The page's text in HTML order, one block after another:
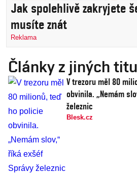
Jak spolehlivě zakryjete
musíte znát
Reklama
Články z jiných
V trezoru měl 80
obvinila. „Nemám
železnic
Blesk.cz